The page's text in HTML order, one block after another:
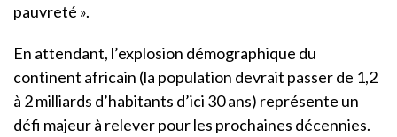
pauvreté ».
En attendant, l’explosion démographique du
continent africain (la population devrait passer de 1,2
à 2 milliards d’habitants d’ici 30 ans) représente un
défi majeur à relever pour les prochaines décennies.